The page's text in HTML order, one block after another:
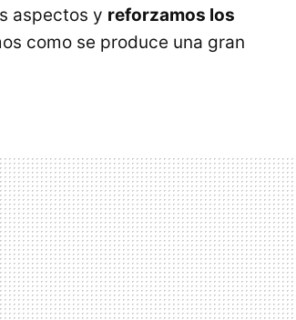
aspectos y reforzamos los
como se produce una gran